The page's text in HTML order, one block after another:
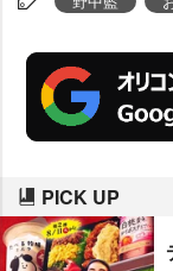
PICK UP